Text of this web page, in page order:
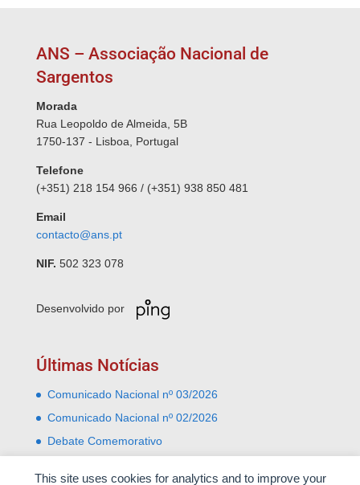
This site uses cookies for analytics and to improve your
ANS – Associação Nacional de
Sargentos
Morada
Rua Leopoldo de Almeida, 5B
1750-137 - Lisboa, Portugal
Telefone
(+351) 218 154 966 / (+351) 938 850 481
Email
contacto@ans.pt
NIF. 502 323 078
Desenvolvido por
Últimas Notícias
Comunicado Nacional nº 03/2026
Comunicado Nacional nº 02/2026
Debate Comemorativo